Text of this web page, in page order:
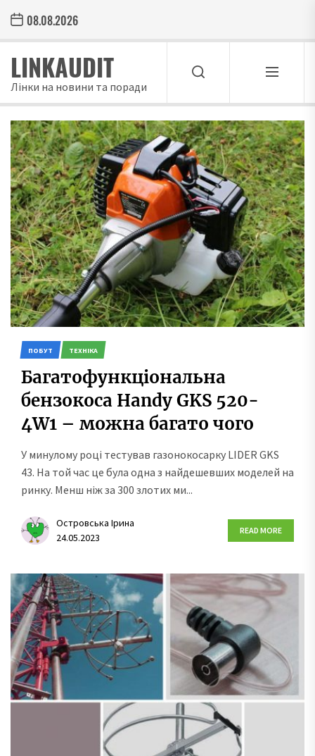
the
content
08.08.2026
LINKAUDIT
Лінки на новини та поради
ПОБУТ ТЕХНІКА
Багатофункціональна
бензокоса Handy GKS 520-
4W1 – можна багато чого
У минулому році тестував газонокосарку LIDER GKS
43. На той час це була одна з найдешевших моделей на
ринку. Менш ніж за 300 злотих ми...
Островська Ірина
24.05.2023
READ MORE